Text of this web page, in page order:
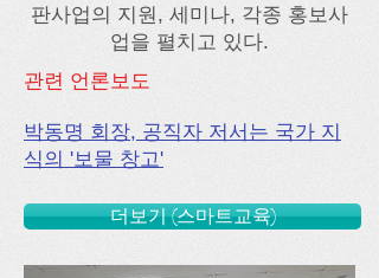
판사업의 지원, 세미나, 각종 홍보사
업을 펼치고 있다.
관련 언론보도
박동명 회장, 공직자 저서는 국가 지
식의 '보물 창고'
더보기 (스마트교육)